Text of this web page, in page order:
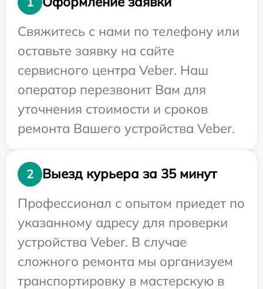
Свяжитесь с нами по телефону или
оставьте заявку на сайте
сервисного центра Veber. Наш
оператор перезвонит Вам для
уточнения стоимости и сроков
ремонта Вашего устройства Veber.
2
Выезд курьера за 35 минут
Профессионал с опытом приедет по
указанному адресу для проверки
устройства Veber. В случае
сложного ремонта мы организуем
транспортировку в мастерскую в